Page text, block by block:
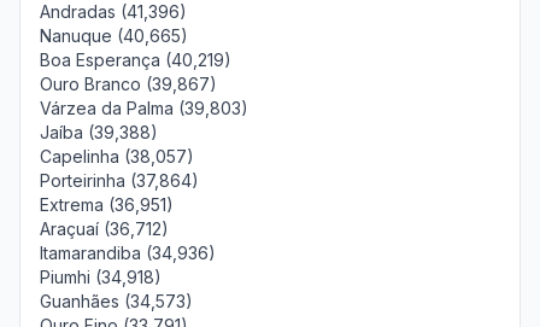
Andradas (41,396)
Nanuque (40,665)
Boa Esperança (40,219)
Ouro Branco (39,867)
Várzea da Palma (39,803)
Jaíba (39,388)
Capelinha (38,057)
Porteirinha (37,864)
Extrema (36,951)
Araçuaí (36,712)
Itamarandiba (34,936)
Piumhi (34,918)
Guanhães (34,573)